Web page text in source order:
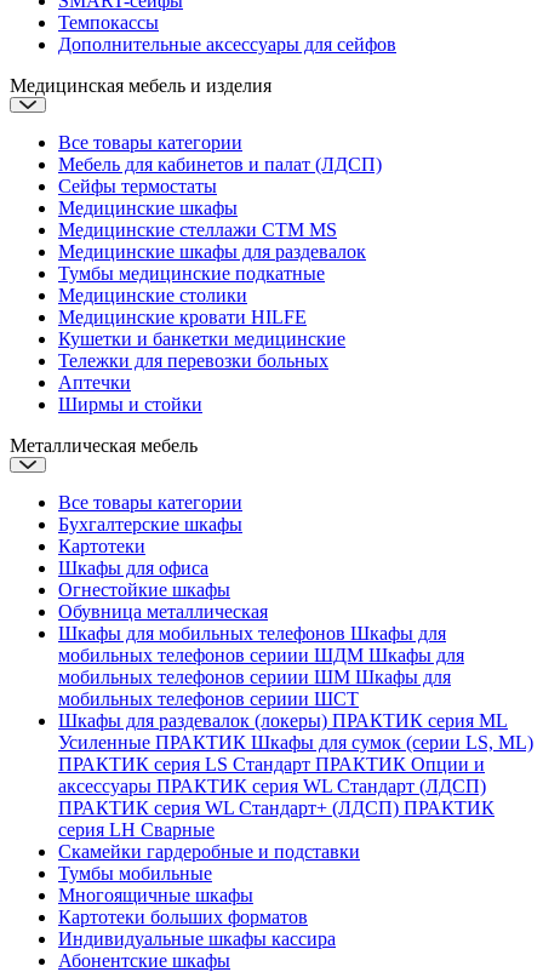
Темпокассы
Дополнительные аксессуары для сейфов
Медицинская мебель и изделия
Все товары категории
Мебель для кабинетов и палат (ЛДСП)
Сейфы термостаты
Медицинские шкафы
Медицинские стеллажи CTM MS
Медицинские шкафы для раздевалок
Тумбы медицинские подкатные
Медицинские столики
Медицинские кровати HILFE
Кушетки и банкетки медицинские
Тележки для перевозки больных
Аптечки
Ширмы и стойки
Металлическая мебель
Все товары категории
Бухгалтерские шкафы
Картотеки
Шкафы для офиса
Огнестойкие шкафы
Обувница металлическая
Шкафы для мобильных телефонов Шкафы для
мобильных телефонов сериии ШДМ Шкафы для
мобильных телефонов сериии ШМ Шкафы для
мобильных телефонов сериии ШСТ
Шкафы для раздевалок (локеры) ПРАКТИК серия ML
Усиленные ПРАКТИК Шкафы для сумок (серии LS, ML)
ПРАКТИК cерия LS Стандарт ПРАКТИК Опции и
аксессуары ПРАКТИК серия WL Стандарт (ЛДСП)
ПРАКТИК серия WL Стандарт+ (ЛДСП) ПРАКТИК
серия LH Сварные
Скамейки гардеробные и подставки
Тумбы мобильные
Многоящичные шкафы
Картотеки больших форматов
Индивидуальные шкафы кассира
Абонентские шкафы